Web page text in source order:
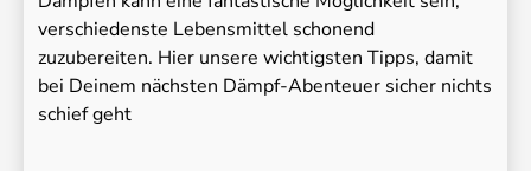
verschiedenste Lebensmittel schonend
zuzubereiten. Hier unsere wichtigsten Tipps, damit
bei Deinem nächsten Dämpf-Abenteuer sicher nichts
schief geht